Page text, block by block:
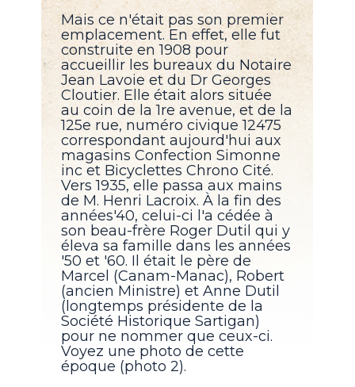
Mais ce n'était pas son premier
emplacement. En effet, elle fut
construite en 1908 pour
accueillir les bureaux du Notaire
Jean Lavoie et du Dr Georges
Cloutier. Elle était alors située
au coin de la 1re avenue, et de la
125e rue, numéro civique 12475
correspondant aujourd'hui aux
magasins Confection Simonne
inc et Bicyclettes Chrono Cité.
Vers 1935, elle passa aux mains
de M. Henri Lacroix. À la fin des
années'40, celui-ci l'a cédée à
son beau-frère Roger Dutil qui y
éleva sa famille dans les années
'50 et '60. Il était le père de
Marcel (Canam-Manac), Robert
(ancien Ministre) et Anne Dutil
(longtemps présidente de la
Société Historique Sartigan)
pour ne nommer que ceux-ci.
Voyez une photo de cette
époque (photo 2).